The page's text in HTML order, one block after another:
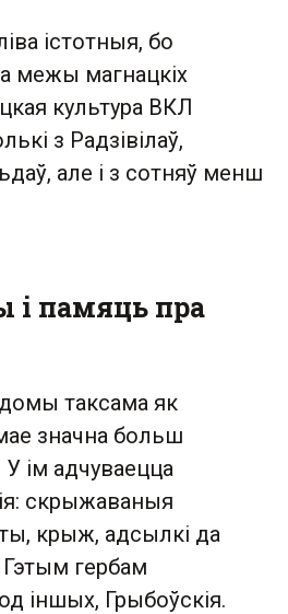
істотныя, бо
межы магнацкіх
культура ВКЛ
з Радзівілаў,
але і з сотняў менш
і памяць пра
таксама як
значна больш
ім адчуваецца
скрыжаваныя
крыж, адсылкі да
Гэтым гербам
іншых, Грыбоўскія.